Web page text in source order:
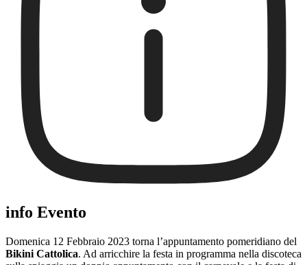
info Evento
Domenica 12 Febbraio 2023 torna l’appuntamento pomeridiano del
Bikini Cattolica. Ad arricchire la festa in programma nella discoteca